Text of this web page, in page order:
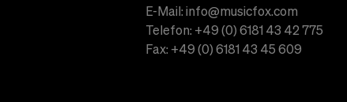
E-Mail: info@musicfox.com
Telefon: +49 (0) 6181 43 42 775
Fax: +49 (0) 6181 43 45 609